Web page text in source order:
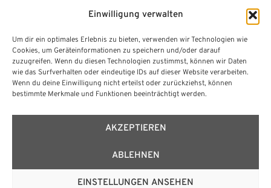
Einwilligung verwalten
Um dir ein optimales Erlebnis zu bieten, verwenden wir Technologien wie
Cookies, um Geräteinformationen zu speichern und/oder darauf
zuzugreifen. Wenn du diesen Technologien zustimmst, können wir Daten
wie das Surfverhalten oder eindeutige IDs auf dieser Website verarbeiten.
Wenn du deine Einwilligung nicht erteilst oder zurückziehst, können
bestimmte Merkmale und Funktionen beeinträchtigt werden.
AKZEPTIEREN
ABLEHNEN
EINSTELLUNGEN ANSEHEN
Montag – Donnerstag: 08.00 - 16.45 Uhr
Rechtliches
Impressum